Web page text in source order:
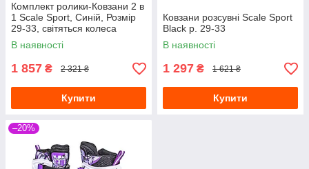
Комплект ролики-Ковзани 2 в
1 Scale Sport, Синій, Розмір
29-33, світяться колеса
В наявності
1 857 ₴ 2 321 ₴
Купити
Ковзани розсувні Scale Sport
Black р. 29-33
В наявності
1 297 ₴ 1 621 ₴
Купити
–20%